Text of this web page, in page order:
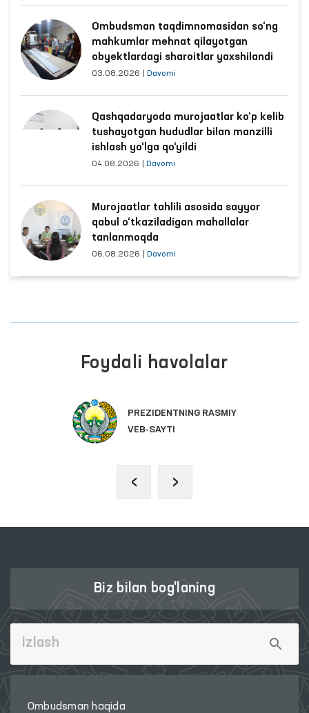
Ombudsman taqdimnomasidan so‘ng
mahkumlar mehnat qilayotgan
obyektlardagi sharoitlar yaxshilandi
03.08.2026 Davomi
Qashqadaryoda murojaatlar ko‘p kelib
tushayotgan hududlar bilan manzilli
ishlash yo‘lga qo‘yildi
04.08.2026 Davomi
Murojaatlar tahlili asosida sayyor
qabul o‘tkaziladigan mahallalar
tanlanmoqda
06.08.2026 Davomi
Foydali havolalar
PREZIDENTNING RASMIY
VEB-SAYTI
‹ ›
Biz bilan bog'laning
Ombudsman haqida